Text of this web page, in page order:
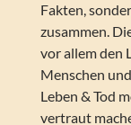
Fakten,
zusammen.
vor allem den
Menschen
Leben & Tod
vertraut